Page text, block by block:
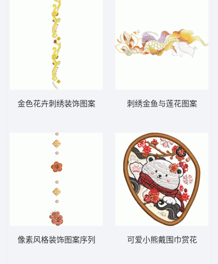
金色花卉刺绣装饰图案
像素风格装饰图案序列
刺绣金鱼与莲花图案
可爱小熊戴围巾赏花